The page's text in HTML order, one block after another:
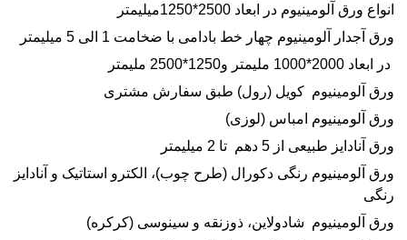
انواع ورق آلومينيوم در ابعاد 2500*1250میلیمتر
ورق آجدار آلومينيوم چهار خط بادامی با ضخامت 1 الی 5 ميليمتر
در ابعاد 2000*1000 ملیمتر و1250*2500 ملیمتر
ورق آلومینیوم کویل (رول) طبق سفارش مشتری
ورق آلومينيوم امباس (لوزی)
ورق آنادايز طبيعی از 5 دهم تا 2 ميليمتر
ورق آلومينيوم رنگی دکورال (طرح چوب)، الکترو استاتيک و آنادايز
رنگی
ورق آلومينيوم شادولاين، ذوزنقه و سينوسی (کرکره)